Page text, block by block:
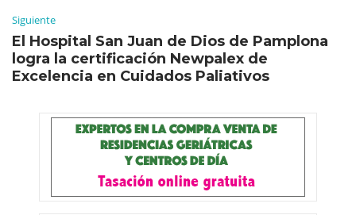
Siguiente
El Hospital San Juan de Dios de Pamplona
logra la certificación Newpalex de
Excelencia en Cuidados Paliativos